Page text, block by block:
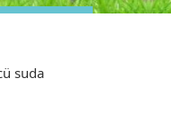
suda